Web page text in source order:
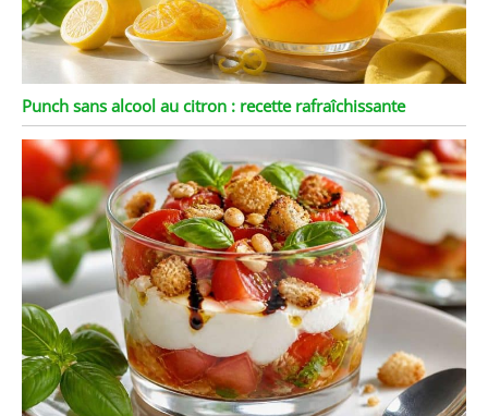
Punch sans alcool au citron : recette rafraîchissante